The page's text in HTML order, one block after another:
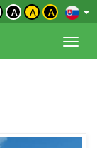
A A A